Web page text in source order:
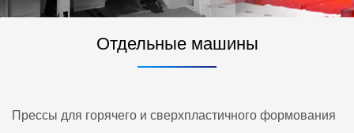
компонентов из металлических и
Мы предлагаем комплексные решения для изготовления
высококачественных деталей из трудноформуемых материалов – от
Отдельные машины
Прессы для горячего и сверхпластичного формования